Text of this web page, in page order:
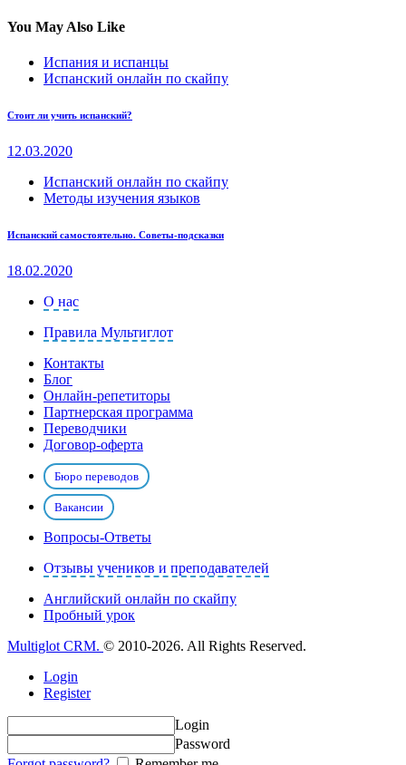
You May Also Like
Испания и испанцы
Испанский онлайн по скайпу
Стоит ли учить испанский?
12.03.2020
Испанский онлайн по скайпу
Методы изучения языков
Испанский самостоятельно. Советы-подсказки
18.02.2020
О нас
Правила Мультиглот
Контакты
Блог
Онлайн-репетиторы
Партнерская программа
Переводчики
Договор-оферта
Бюро переводов
Вакансии
Вопросы-Ответы
Отзывы учеников и преподавателей
Английский онлайн по скайпу
Пробный урок
Multiglot CRM. © 2010-2026. All Rights Reserved.
Login
Register
Login
Password